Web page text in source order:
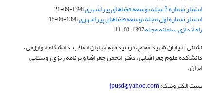
انتشار شماره 2 مجله توسعه فضاهای پیراشهری 1398-09-21
انتشار شماره اول مجله توسعه فضاهای پیراشهری1398-06-15
راه اندازی سامانه مجله1397-09-11
نشانی: خیابان شهید مفتح، نرسیده به خیابان انقلاب، دانشگاه خوارزمی،
دانشکده علوم جغرافیایی، دفتر انجمن جغرافیا و برنامه ریزی روستایی
ایران.
پست الکترونیک:jpusd@yahoo.com